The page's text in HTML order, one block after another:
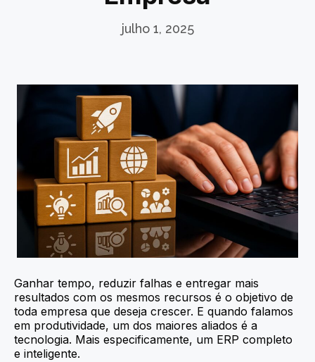
julho 1, 2025
Ganhar tempo, reduzir falhas e entregar mais
resultados com os mesmos recursos é o objetivo de
toda empresa que deseja crescer. E quando falamos
em produtividade, um dos maiores aliados é a
tecnologia. Mais especificamente, um ERP completo
e inteligente.